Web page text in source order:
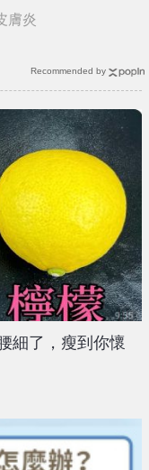
膚炎
細了，瘦到你懷
Recommended by